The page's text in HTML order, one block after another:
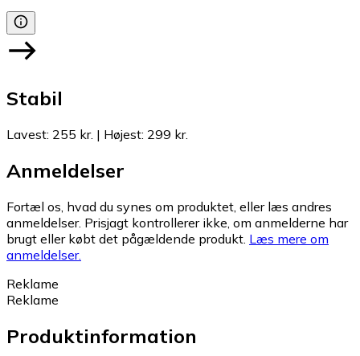
Stabil
Lavest: 255 kr. | Højest: 299 kr.
Anmeldelser
Fortæl os, hvad du synes om produktet, eller læs andres
anmeldelser. Prisjagt kontrollerer ikke, om anmelderne har
brugt eller købt det pågældende produkt. Læs mere om
anmeldelser.
Reklame
Reklame
Produktinformation